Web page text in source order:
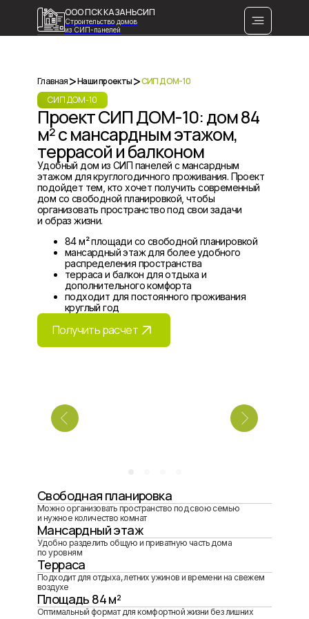
ООО ПСК КАЗАНЬСИП
Строительство домов
из СИП-панелей
Главная>Наши проекты>СИП ДОМ-10
СИП ДОМ-10
Проект СИП ДОМ-10: дом 84
м² с мансардным этажом,
террасой и балконом
Удобный дом из СИП панелей с мансардным
этажом для круглогодичного проживания. Проект
подойдет тем, кто хочет получить современный
дом со свободной планировкой, чтобы
организовать пространство под свои задачи
и образ жизни.
84 м² площади со свободной планировкой
мансардный этаж для более удобного
распределения пространства
терраса и балкон для отдыха и
дополнительного комфорта
подходит для постоянного проживания
круглый год
Получить расчет
Свободная планировка
Можно организовать пространство под свою семью
и нужное количество комнат
Мансардный этаж
Удобно разделить общую и приватную часть дома
по уровням
Терраса
Подходит для отдыха, летних ужинов и времени на свежем
воздухе
Площадь 84 м²
Оптимальный формат для комфортной жизни без лишних